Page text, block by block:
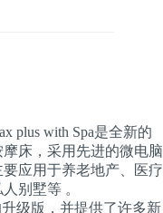
plus with Spa是全新的
床，采用先进的微电脑
应用于养老地产、医疗
别墅等 。
升级版，并提供了许多新